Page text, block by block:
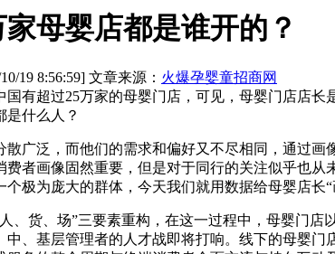
母婴店都是谁开的？
19 8:56:59] 文章来源： 火爆孕婴童招商网
国有超过25万家的母婴门店，可见，母婴门店店长
是什么人？
散广泛，而他们的需求和偏好又不尽相同，通过
费者画像固然重要，但是对于同行的关注似乎也
个极为庞大的群体，今天我们就用数据给母婴店长
、货、场”三要素重构，在这一过程中，母婴门
中、基层管理者的人才战即将打响。线下的母婴